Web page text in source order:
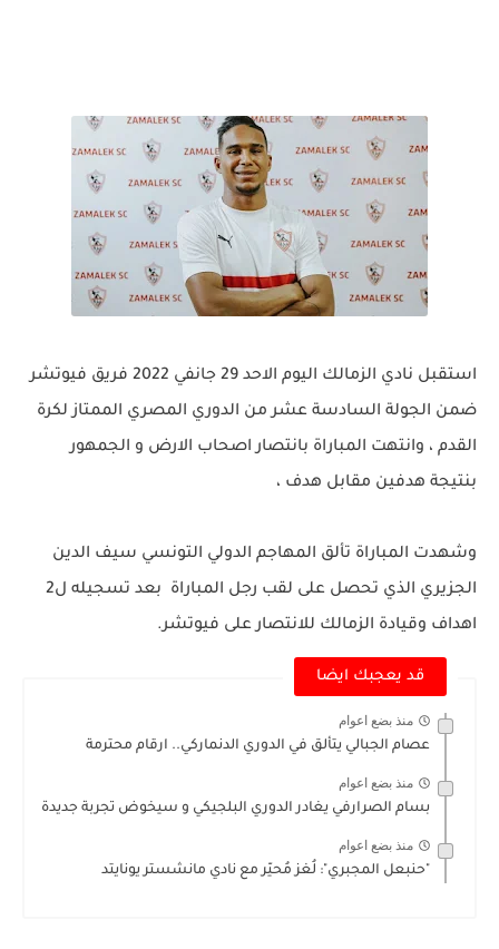
استقبل نادي الزمالك اليوم الاحد 29 جانفي 2022 فريق فيوتشر
ضمن الجولة السادسة عشر من الدوري المصري الممتاز لكرة
القدم ، وانتهت المباراة بانتصار اصحاب الارض و الجمهور
بنتيجة هدفين مقابل هدف ،
وشهدت المباراة تألق المهاجم الدولي التونسي سيف الدين
الجزيري الذي تحصل على لقب رجل المباراة بعد تسجيله ل2
اهداف وقيادة الزمالك للانتصار على فيوتشر.
قد يعجبك ايضا
منذ بضع اعوام
عصام الجبالي يتألق في الدوري الدنماركي.. ارقام محترمة
منذ بضع اعوام
بسام الصرارفي يغادر الدوري البلجيكي و سيخوض تجربة جديدة
منذ بضع اعوام
"حنبعل المجبري": لُغز مُحيّر مع نادي مانشستر يونايتد